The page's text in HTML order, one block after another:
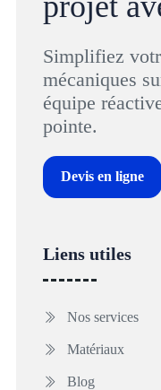
Simplifiez
mécaniques
équipe
pointe.
Devis en ligne
Liens utiles
Nos services
Matériaux
Blog